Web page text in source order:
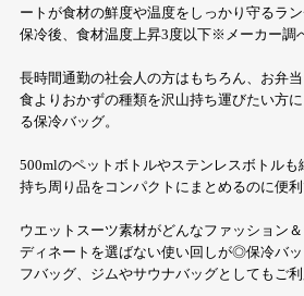
ートが食材の鮮度や温度をしっかり守るラ
保冷後、食材温度上昇3度以下※メーカー調
長時間通勤の社会人の方はもちろん、お弁
食よりおかずの種類を沢山持ち運びたい方
る保冷バッグ。
500mlのペットボトルやステンレスボトルも
持ち周り品をコンパクトにまとめるのに便利
ウエットスーツ素材がどんなファッション
ディネートを選ばない使い回しが◎保冷バ
フバッグ、ジムやサウナバッグとしてもご利